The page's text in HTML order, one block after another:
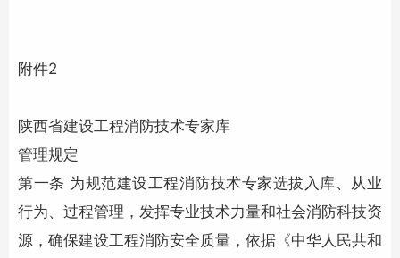
附件2
陕西省建设工程消防技术专家库
管理规定
第一条 为规范建设工程消防技术专家选拔入库、从业
行为、过程管理，发挥专业技术力量和社会消防科技资
源，确保建设工程消防安全质量，依据《中华人民共和